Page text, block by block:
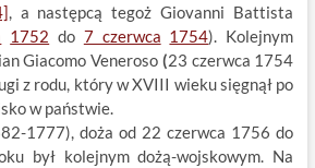
, a następcą tegoż Giovanni Battista
1752 do 7 czerwca 1754). Kolejnym
Giacomo Veneroso (23 czerwca 1754
z rodu, który w XVIII wieku sięgnął po
w państwie.
1777), doża od 22 czerwca 1756 do
był kolejnym dożą-wojskowym. Na